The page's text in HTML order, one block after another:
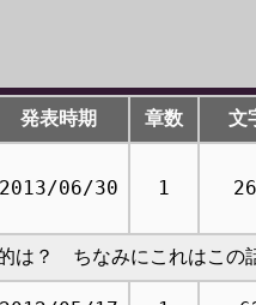
発表時期 章数 文
2013/06/30 1
は？ ちなみにこれはこの